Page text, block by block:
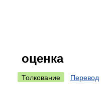
оценка
Толкование Перевод